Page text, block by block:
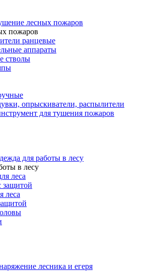
лесных пожаров
пожаров
ранцевые
аппараты
стволы
опрыскиватели, распылители
для тушения пожаров
для работы в лесу
в лесу
леса
защитой
леса
лесника и егеря